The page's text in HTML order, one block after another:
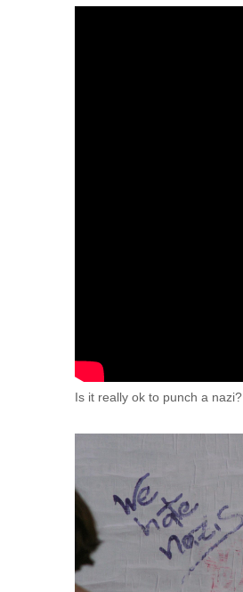
Is it really ok to punch a nazi?